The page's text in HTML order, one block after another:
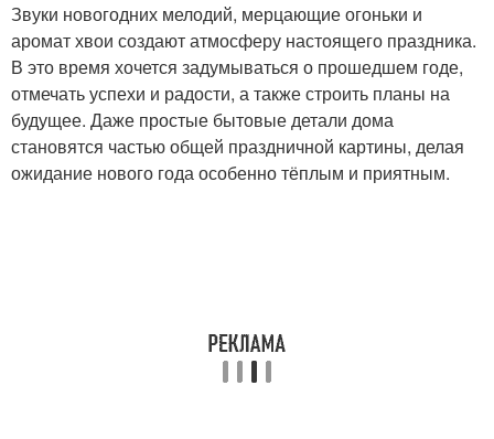
Звуки новогодних мелодий, мерцающие огоньки и
аромат хвои создают атмосферу настоящего праздника.
В это время хочется задумываться о прошедшем годе,
отмечать успехи и радости, а также строить планы на
будущее. Даже простые бытовые детали дома
становятся частью общей праздничной картины, делая
ожидание нового года особенно тёплым и приятным.